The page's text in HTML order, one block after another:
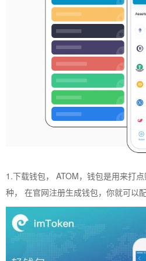
1.下载钱包， ATOM，钱包是用来打
种， 在官网注册生成钱包，你就可以